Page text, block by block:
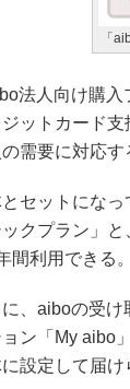
「
法人向け購
ジットカード
需要に対応す
セットにな
クプラン」
間利用できる。
に、aiboの受
ン「My aibo
設定して届け